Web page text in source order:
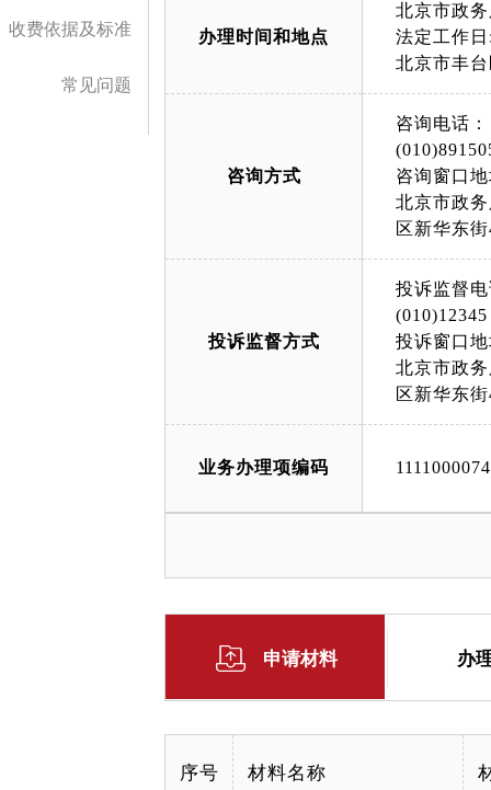
收费依据及标准
常见问题
办理时间和地点
北京市政
法定工作
北京市丰
咨询方式
咨询电话：
咨询窗口
北京市政
区新华东
投诉监督方式
投诉监督
(010)12345
投诉窗口
北京市政
区新华东
业务办理项编码
申请材料 办
序号 材料名称